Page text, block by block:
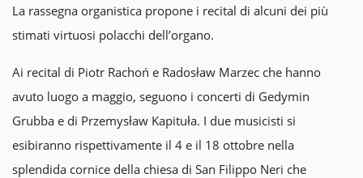
La rassegna organistica propone i recital di alcuni dei più
stimati virtuosi polacchi dell’organo.
Ai recital di Piotr Rachoń e Radosław Marzec che hanno
avuto luogo a maggio, seguono i concerti di Gedymin
Grubba e di Przemysław Kapituła. I due musicisti si
esibiranno rispettivamente il 4 e il 18 ottobre nella
splendida cornice della chiesa di San Filippo Neri che